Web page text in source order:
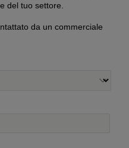
del tuo settore.
da un commerciale